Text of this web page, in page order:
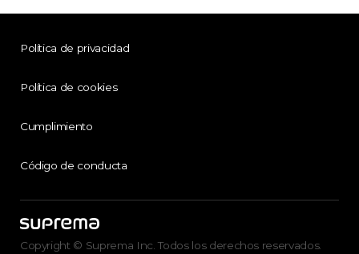
Política de privacidad
Política de cookies
Cumplimiento
Código de conducta
Copyright © Suprema Inc. Todos los derechos reservados.